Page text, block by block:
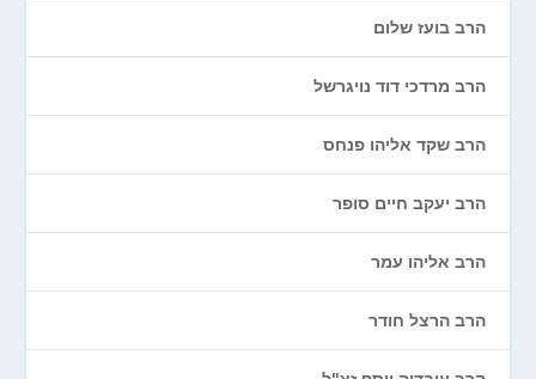
הרב בועז שלום
הרב מרדכי דוד נויגרשל
הרב שקד אליהו פנחס
הרב יעקב חיים סופר
הרב אליהו עמר
הרב הרצל חודר